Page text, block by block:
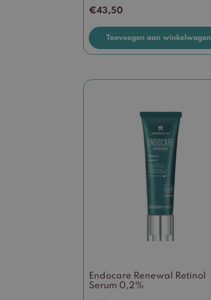
€43,50
Toevoegen aan winkelwagen
Endocare Renewal Retinol
Serum 0,2%